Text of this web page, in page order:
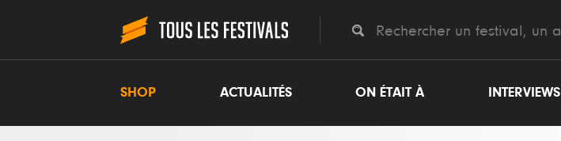
SHOP ACTUALITÉS ON ÉTAIT À INTERVIEWS